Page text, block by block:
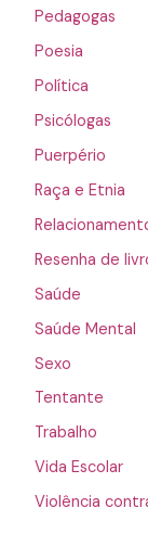
Pedagogas
Poesia
Política
Psicólogas
Puerpério
Raça e Etnia
Resenha de
Saúde
Saúde Mental
Sexo
Tentante
Trabalho
Vida Escolar
Violência